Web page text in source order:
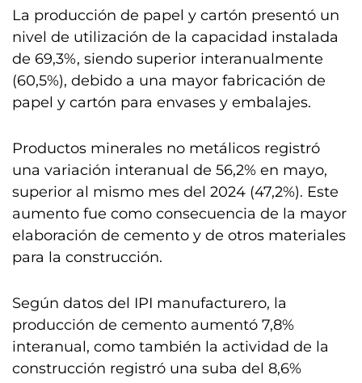
La producción de papel y cartón presentó un
nivel de utilización de la capacidad instalada
de 69,3%, siendo superior interanualmente
(60,5%), debido a una mayor fabricación de
papel y cartón para envases y embalajes.
Productos minerales no metálicos registró
una variación interanual de 56,2% en mayo,
superior al mismo mes del 2024 (47,2%). Este
aumento fue como consecuencia de la mayor
elaboración de cemento y de otros materiales
para la construcción.
Según datos del IPI manufacturero, la
producción de cemento aumentó 7,8%
interanual, como también la actividad de la
construcción registró una suba del 8,6%